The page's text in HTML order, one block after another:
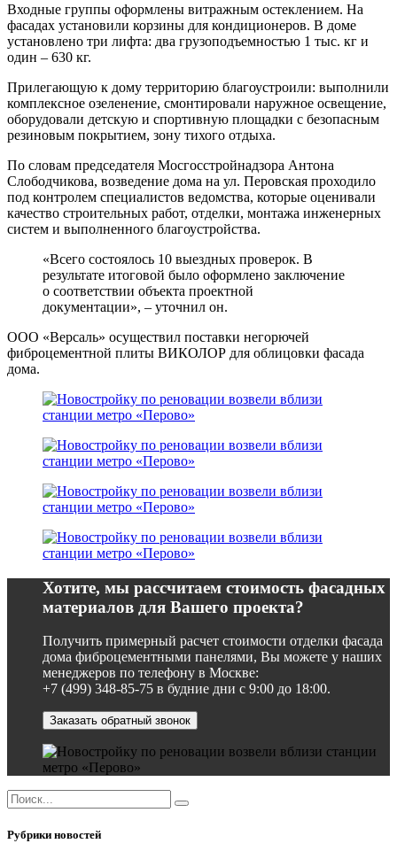
Входные группы оформлены витражным остеклением. На
фасадах установили корзины для кондиционеров. В доме
установлено три лифта: два грузоподъемностью 1 тыс. кг и
один – 630 кг.
Прилегающую к дому территорию благоустроили: выполнили
комплексное озеленение, смонтировали наружное освещение,
оборудовали детскую и спортивную площадки с безопасным
резиновым покрытием, зону тихого отдыха.
По словам председателя Мосгосстройнадзора Антона
Слободчикова, возведение дома на ул. Перовская проходило
под контролем специалистов ведомства, которые оценивали
качество строительных работ, отделки, монтажа инженерных
систем и выполненного благоустройства.
«Всего состоялось 10 выездных проверок. В
результате итоговой было оформлено заключение
о соответствии объекта проектной
документации», – уточнил он.
ООО «Версаль» осуществил поставки негорючей
фиброцементной плиты ВИКОЛОР для облицовки фасада
дома.
Хотите, мы рассчитаем стоимость фасадных
материалов для Вашего проекта?
Получить примерный расчет стоимости отделки фасада
дома фиброцементными панелями, Вы можете у наших
менеджеров по телефону в Москве:
+7 (499) 348-85-75 в будние дни с 9:00 до 18:00.
Заказать обратный звонок
Рубрики новостей